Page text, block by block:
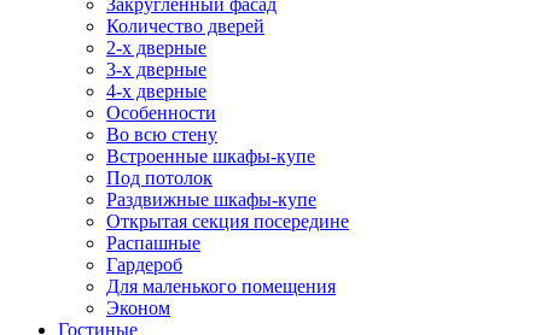
Закругленный фасад
Количество дверей
2-х дверные
3-х дверные
4-х дверные
Особенности
Во всю стену
Встроенные шкафы-купе
Под потолок
Раздвижные шкафы-купе
Открытая секция посередине
Распашные
Гардероб
Для маленького помещения
Эконом
Гостиные